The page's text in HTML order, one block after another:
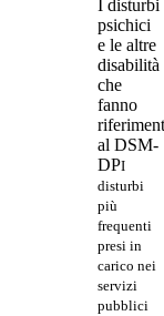
I disturbi
psichici
e le altre
disabilità
che
fanno
al DSM-
DPI
disturbi
più
frequenti
presi in
carico nei
servizi
pubblici